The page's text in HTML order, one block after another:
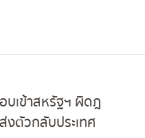
บเข้าสหรัฐฯ ผิดฎ
งตัวกลับประเทศ